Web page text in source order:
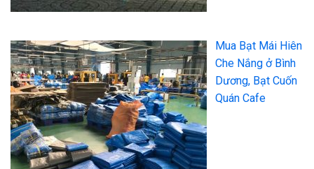
Mua Bạt Mái Hiên
Che Nắng ở Bình
Dương, Bạt Cuốn
Quán Cafe